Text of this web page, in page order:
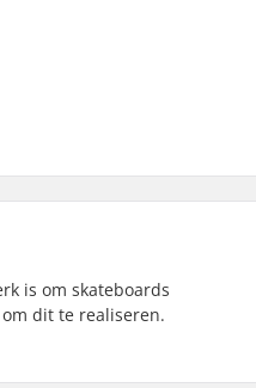
is om skateboards
dit te realiseren.